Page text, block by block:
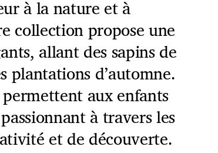
à la nature et à
collection propose une
allant des sapins de
plantations d’automne.
aux enfants
à travers les
et de découverte.